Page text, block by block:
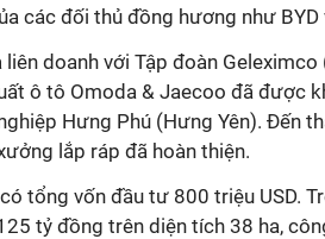
các đối thủ đồng hương như BYD
liên doanh với Tập đoàn
ô tô Omoda & Jaecoo đã được
Hưng Phú (Hưng Yên). Đến
lắp ráp đã hoàn thiện.
tổng vốn đầu tư 800 triệu USD.
tỷ đồng trên diện tích 38 ha,